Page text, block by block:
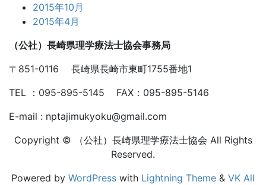
2015年10月
2015年4月
（公社）長崎県理学療法士協会事務局
〒851-0116 長崎県長崎市東町1755番地1
TEL ：095-895-5145 FAX：095-895-5146
E-mail : nptajimukyoku@gmail.com
Copyright © （公社）長崎県理学療法士協会 All Rights
Reserved.
Powered by WordPress with Lightning Theme & VK All